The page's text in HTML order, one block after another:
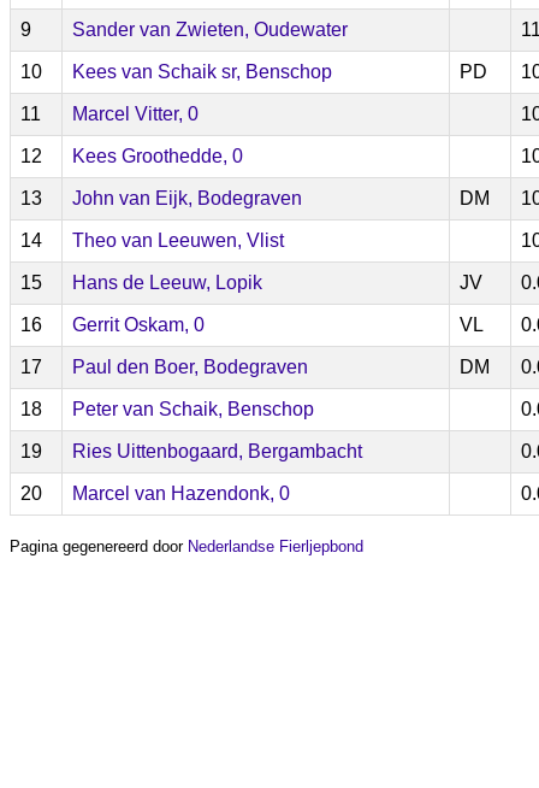
9 Sander van Zwieten, Oudewater
10 Kees van Schaik sr, Benschop PD
11 Marcel Vitter, 0
12 Kees Groothedde, 0
13 John van Eijk, Bodegraven DM
14 Theo van Leeuwen, Vlist
15 Hans de Leeuw, Lopik JV
16 Gerrit Oskam, 0 VL
17 Paul den Boer, Bodegraven DM
18 Peter van Schaik, Benschop
19 Ries Uittenbogaard, Bergambacht
20 Marcel van Hazendonk, 0
Pagina gegenereerd door Nederlandse Fierljepbond